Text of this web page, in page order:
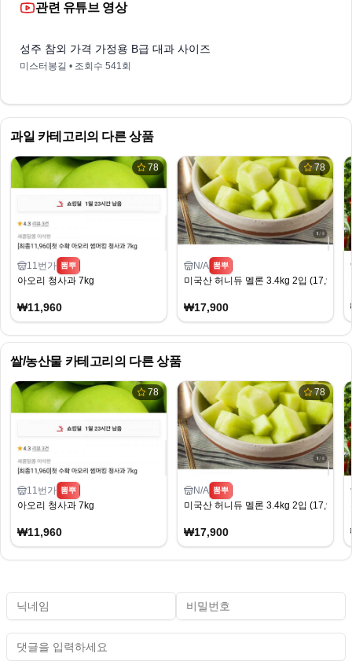
관련 유튜브 영상
성주 참외 가격 가정용 B급 대과 사이즈
미스터봉길 • 조회수 541회
과일 카테고리의 다른 상품
78
11번가 뽐뿌
아오리 청사과 7kg
₩11,960
78
N/A 뽐뿌
미국산 허니듀 멜론 3.4kg 2입 (17,900
₩17,900
쌀/농산물 카테고리의 다른 상품
78
11번가 뽐뿌
아오리 청사과 7kg
₩11,960
78
N/A 뽐뿌
미국산 허니듀 멜론 3.4kg 2입 (17,900
₩17,900